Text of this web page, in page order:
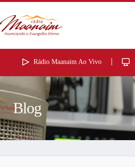
Rádio Maanaim Ao Vivo
Blog